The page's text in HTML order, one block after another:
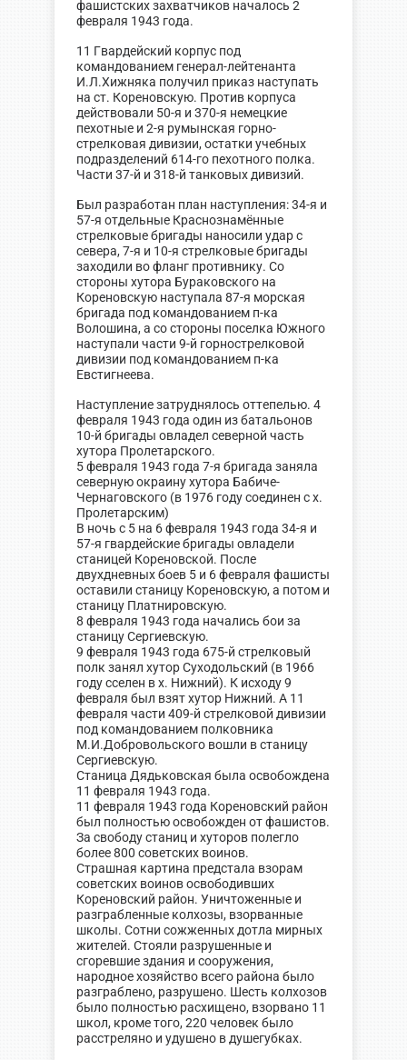
фашистских захватчиков началось 2
февраля 1943 года.
11 Гвардейский корпус под
командованием генерал-лейтенанта
И.Л.Хижняка получил приказ наступать
на ст. Кореновскую. Против корпуса
действовали 50-я и 370-я немецкие
пехотные и 2-я румынская горно-
стрелковая дивизии, остатки учебных
подразделений 614-го пехотного полка.
Части 37-й и 318-й танковых дивизий.
Был разработан план наступления: 34-я и
57-я отдельные Краснознамённые
стрелковые бригады наносили удар с
севера, 7-я и 10-я стрелковые бригады
заходили во фланг противнику. Со
стороны хутора Бураковского на
Кореновскую наступала 87-я морская
бригада под командованием п-ка
Волошина, а со стороны поселка Южного
наступали части 9-й горнострелковой
дивизии под командованием п-ка
Евстигнеева.
Наступление затруднялось оттепелью. 4
февраля 1943 года один из батальонов
10-й бригады овладел северной часть
хутора Пролетарского.
5 февраля 1943 года 7-я бригада заняла
северную окраину хутора Бабиче-
Чернаговского (в 1976 году соединен с х.
Пролетарским)
В ночь с 5 на 6 февраля 1943 года 34-я и
57-я гвардейские бригады овладели
станицей Кореновской. После
двухдневных боев 5 и 6 февраля фашисты
оставили станицу Кореновскую, а потом и
станицу Платнировскую.
8 февраля 1943 года начались бои за
станицу Сергиевскую.
9 февраля 1943 года 675-й стрелковый
полк занял хутор Суходольский (в 1966
году сселен в х. Нижний). К исходу 9
февраля был взят хутор Нижний. А 11
февраля части 409-й стрелковой дивизии
под командованием полковника
М.И.Добровольского вошли в станицу
Сергиевскую.
Станица Дядьковская была освобождена
11 февраля 1943 года.
11 февраля 1943 года Кореновский район
был полностью освобожден от фашистов.
За свободу станиц и хуторов полегло
более 800 советских воинов.
Страшная картина предстала взорам
советских воинов освободивших
Кореновский район. Уничтоженные и
разграбленные колхозы, взорванные
школы. Сотни сожженных дотла мирных
жителей. Стояли разрушенные и
сгоревшие здания и сооружения,
народное хозяйство всего района было
разграблено, разрушено. Шесть колхозов
было полностью расхищено, взорвано 11
школ, кроме того, 220 человек было
расстреляно и удушено в душегубках.